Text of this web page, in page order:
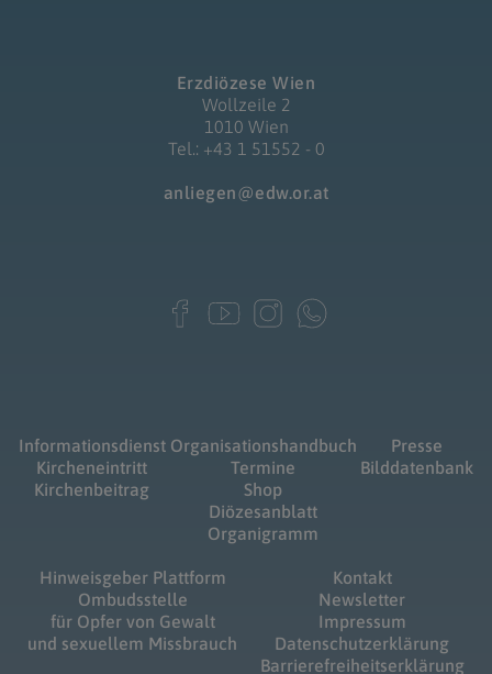
Erzdiözese Wien
Wollzeile 2
1010 Wien
Tel.: +43 1 51552 - 0
anliegen@edw.or.at
Informationsdienst
Kircheneintritt
Kirchenbeitrag
Organisationshandbuch
Termine
Shop
Diözesanblatt
Organigramm
Presse
Bilddatenbank
Hinweisgeber Plattform
Ombudsstelle
für Opfer von Gewalt
und sexuellem Missbrauch
Kontakt
Newsletter
Impressum
Datenschutzerklärung
Barrierefreiheitserklärung